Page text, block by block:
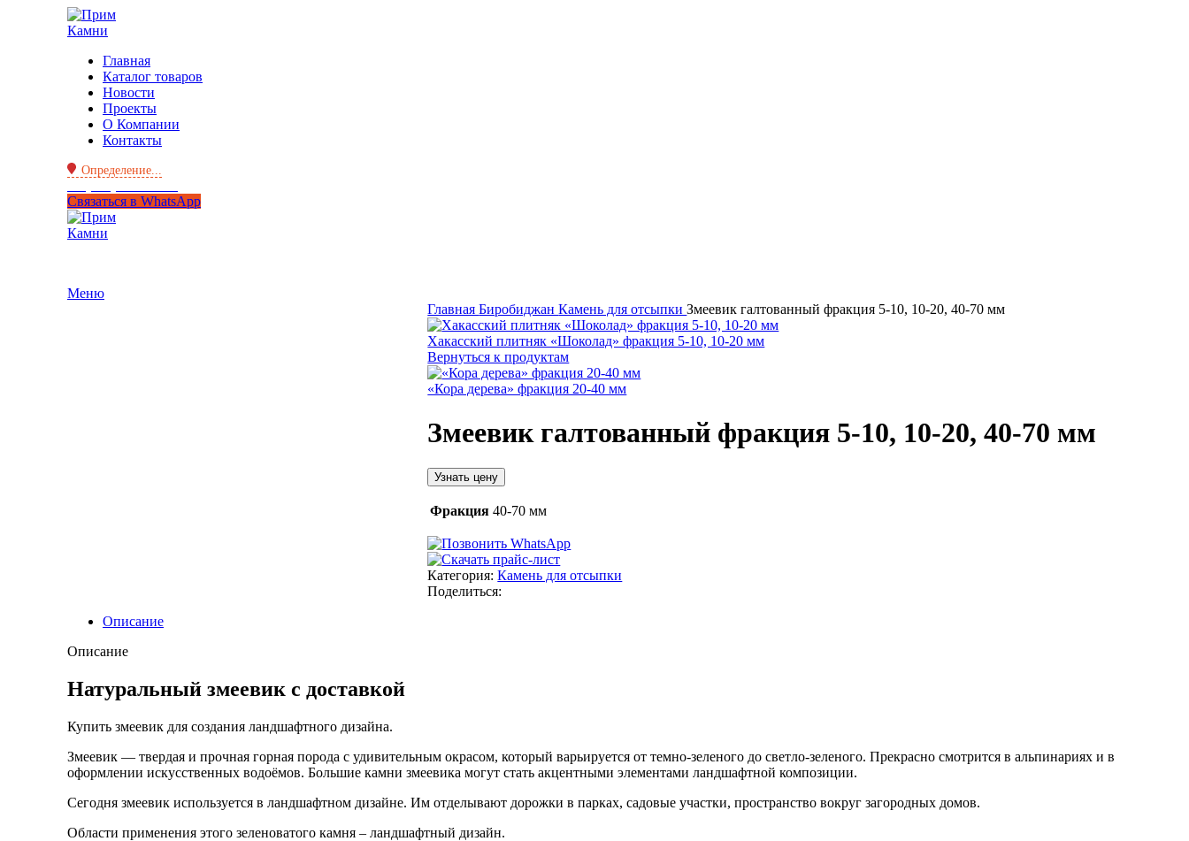
Главная
Каталог товаров
Новости
Проекты
О Компании
Контакты
Определение...
Связаться в WhatsApp
Меню
ГлавнаяБиробиджанКамень для отсыпкиЗмеевик галтованный фракция 5-10, 10-20, 40-70 мм
Хакасский плитняк «Шоколад» фракция 5-10, 10-20 мм
Вернуться к продуктам
«Кора дерева» фракция 20-40 мм
Змеевик галтованный фракция 5-10, 10-20, 40-70 мм
Узнать цену
Фракция 40-70 мм
Категория: Камень для отсыпки
Поделиться:
Описание
Описание
Натуральный змеевик с доставкой
Купить змеевик для создания ландшафтного дизайна.
Змеевик — твердая и прочная горная порода с удивительным окрасом, который варьируется от темно-зеленого до светло-зеленого. Прекрасно смотрится в альпинариях и в
оформлении искусственных водоёмов. Большие камни змеевика могут стать акцентными элементами ландшафтной композиции.
Сегодня змеевик используется в ландшафтном дизайне. Им отделывают дорожки в парках, садовые участки, пространство вокруг загородных домов.
Области применения этого зеленоватого камня – ландшафтный дизайн.